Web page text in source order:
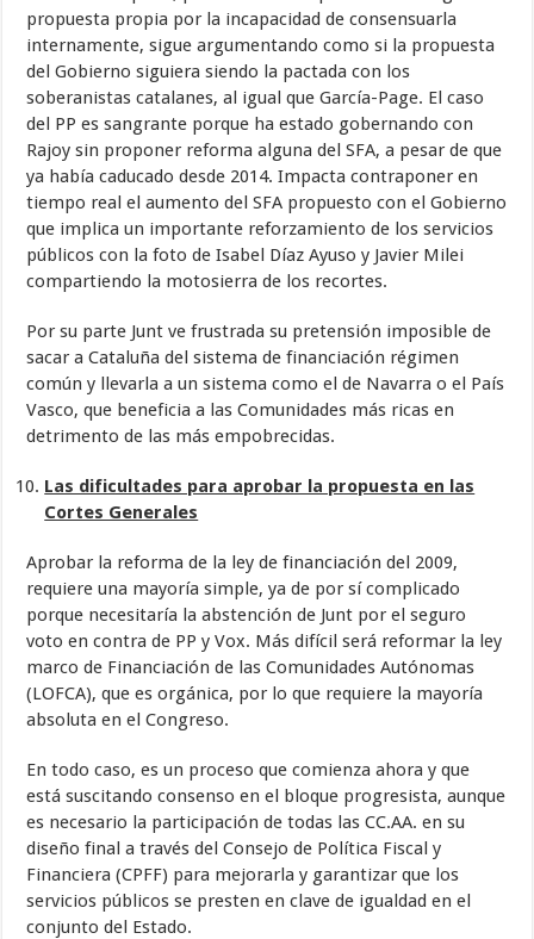
propuesta propia por la incapacidad de consensuarla
internamente, sigue argumentando como si la propuesta
del Gobierno siguiera siendo la pactada con los
soberanistas catalanes, al igual que García-Page. El caso
del PP es sangrante porque ha estado gobernando con
Rajoy sin proponer reforma alguna del SFA, a pesar de que
ya había caducado desde 2014. Impacta contraponer en
tiempo real el aumento del SFA propuesto con el Gobierno
que implica un importante reforzamiento de los servicios
públicos con la foto de Isabel Díaz Ayuso y Javier Milei
compartiendo la motosierra de los recortes.
Por su parte Junt ve frustrada su pretensión imposible de
sacar a Cataluña del sistema de financiación régimen
común y llevarla a un sistema como el de Navarra o el País
Vasco, que beneficia a las Comunidades más ricas en
detrimento de las más empobrecidas.
Las dificultades para aprobar la propuesta en las
Cortes Generales
Aprobar la reforma de la ley de financiación del 2009,
requiere una mayoría simple, ya de por sí complicado
porque necesitaría la abstención de Junt por el seguro
voto en contra de PP y Vox. Más difícil será reformar la ley
marco de Financiación de las Comunidades Autónomas
(LOFCA), que es orgánica, por lo que requiere la mayoría
absoluta en el Congreso.
En todo caso, es un proceso que comienza ahora y que
está suscitando consenso en el bloque progresista, aunque
es necesario la participación de todas las CC.AA. en su
diseño final a través del Consejo de Política Fiscal y
Financiera (CPFF) para mejorarla y garantizar que los
servicios públicos se presten en clave de igualdad en el
conjunto del Estado.